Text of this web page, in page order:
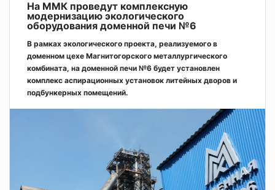
На ММК проведут комплексную
модернизацию экологического
оборудования доменной печи №6
В рамках экологического проекта, реализуемого в
доменном цехе Магнитогорского металлургического
комбината, на доменной печи №6 будет установлен
комплекс аспирационных установок литейных дворов и
подбункерных помещений.